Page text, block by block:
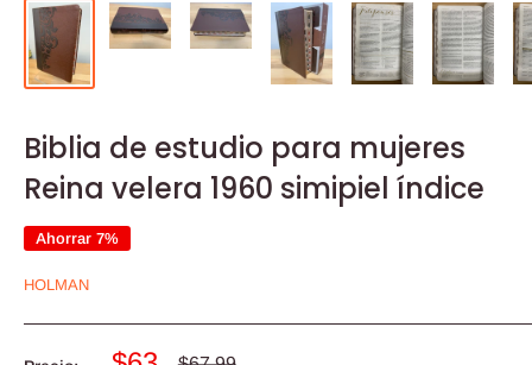
Biblia de estudio para mujeres
Reina velera 1960 simipiel índice
Ahorrar 7%
HOLMAN